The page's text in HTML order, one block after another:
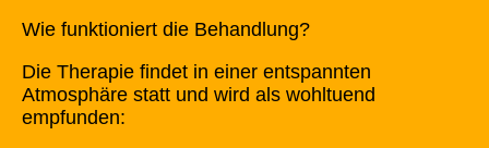
Wie funktioniert die Behandlung?
Die Therapie findet in einer entspannten
Atmosphäre statt und wird als wohltuend
empfunden: